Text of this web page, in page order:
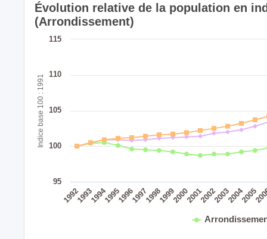
Indice base 100 : 1991
Évolution relative de la population en
(Arrondissement)
19921993199419951996199719981999200020012002200320042005
95
100
105
110
115